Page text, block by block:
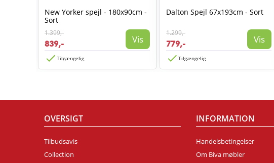
New Yorker spejl - 180x90cm -
Sort
1.399,-
839,- Vis
Tilgængelig
Dalton Spejl 67x193cm - Sort
1.299,-
779,- Vis
Tilgængelig
OVERSIGT
Tilbudsavis
Collection
INFORMATION
Handelsbetingelser
Om Biva møbler